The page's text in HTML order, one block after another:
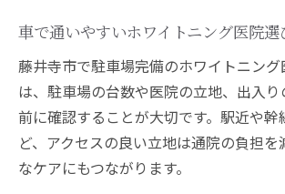
は
効果重視のホワイトニング施
ト
短期間で白さを実感できるホ
法
施術内容で選ぶホワイトニング
車で通いやすいホワイトニング医院選
藤井寺市で駐車場完備のホワイトニン
は、駐車場の台数や医院の立地、出入
前に確認することが大切です。駅近や幹
ど、アクセスの良い立地は通院の負担
なケアにもつながります。